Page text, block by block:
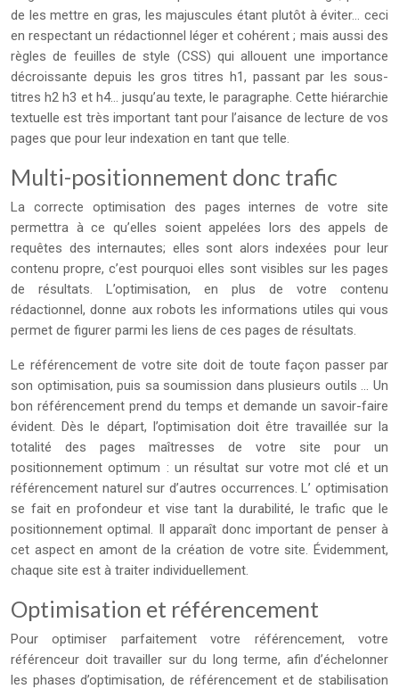
de les mettre en gras, les majuscules étant plutôt à éviter… ceci
en respectant un rédactionnel léger et cohérent ; mais aussi des
règles de feuilles de style (CSS) qui allouent une importance
décroissante depuis les gros titres h1, passant par les sous-
titres h2 h3 et h4… jusqu’au texte, le paragraphe. Cette hiérarchie
textuelle est très important tant pour l’aisance de lecture de vos
pages que pour leur indexation en tant que telle.
Multi-positionnement donc trafic
La correcte optimisation des pages internes de votre site
permettra à ce qu’elles soient appelées lors des appels de
requêtes des internautes; elles sont alors indexées pour leur
contenu propre, c’est pourquoi elles sont visibles sur les pages
de résultats. L’optimisation, en plus de votre contenu
rédactionnel, donne aux robots les informations utiles qui vous
permet de figurer parmi les liens de ces pages de résultats.
Le référencement de votre site doit de toute façon passer par
son optimisation, puis sa soumission dans plusieurs outils … Un
bon référencement prend du temps et demande un savoir-faire
évident. Dès le départ, l’optimisation doit être travaillée sur la
totalité des pages maîtresses de votre site pour un
positionnement optimum : un résultat sur votre mot clé et un
référencement naturel sur d’autres occurrences. L’ optimisation
se fait en profondeur et vise tant la durabilité, le trafic que le
positionnement optimal. Il apparaît donc important de penser à
cet aspect en amont de la création de votre site. Évidemment,
chaque site est à traiter individuellement.
Optimisation et référencement
Pour optimiser parfaitement votre référencement, votre
référenceur doit travailler sur du long terme, afin d’échelonner
les phases d’optimisation, de référencement et de stabilisation